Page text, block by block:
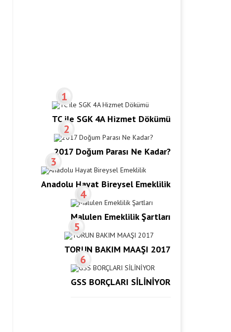
1
TC ile SGK 4A Hizmet Dökümü
2
2017 Doğum Parası Ne Kadar?
3
Anadolu Hayat Bireysel Emeklilik
4
Malulen Emeklilik Şartları
5
TORUN BAKIM MAAŞI 2017
6
GSS BORÇLARI SİLİNİYOR